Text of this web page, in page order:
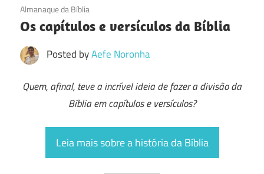
19/07/2016
Almanaque da Bíblia
Os capítulos e versículos da Bíblia
Posted byAefe Noronha
Quem, afinal, teve a incrível ideia de fazer a divisão da
Bíblia em capítulos e versículos?
Leia mais sobre a história da Bíblia